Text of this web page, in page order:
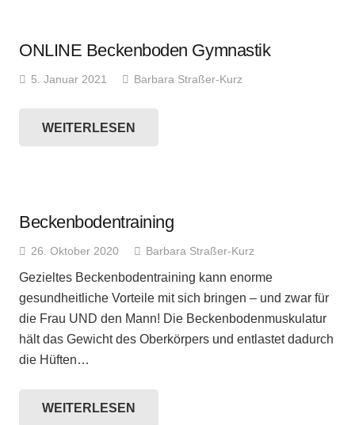
ONLINE Beckenboden Gymnastik
5. Januar 2021 Barbara Straßer-Kurz
WEITERLESEN
Beckenbodentraining
26. Oktober 2020 Barbara Straßer-Kurz
Gezieltes Beckenbodentraining kann enorme
gesundheitliche Vorteile mit sich bringen – und zwar für
die Frau UND den Mann! Die Beckenbodenmuskulatur
hält das Gewicht des Oberkörpers und entlastet dadurch
die Hüften…
WEITERLESEN